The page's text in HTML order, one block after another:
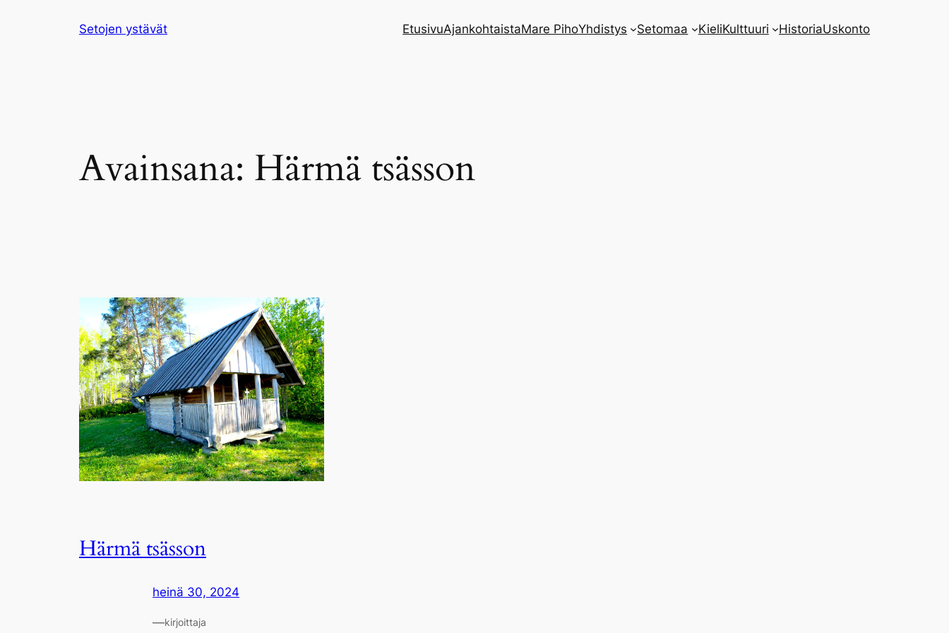
Setojen ystävät EtusivuAjankohtaistaMare PihoYhdistys Setomaa KieliKulttuuri HistoriaUskonto
Avainsana: Härmä tsässon
Härmä tsässon
heinä 30, 2024
—kirjoittaja